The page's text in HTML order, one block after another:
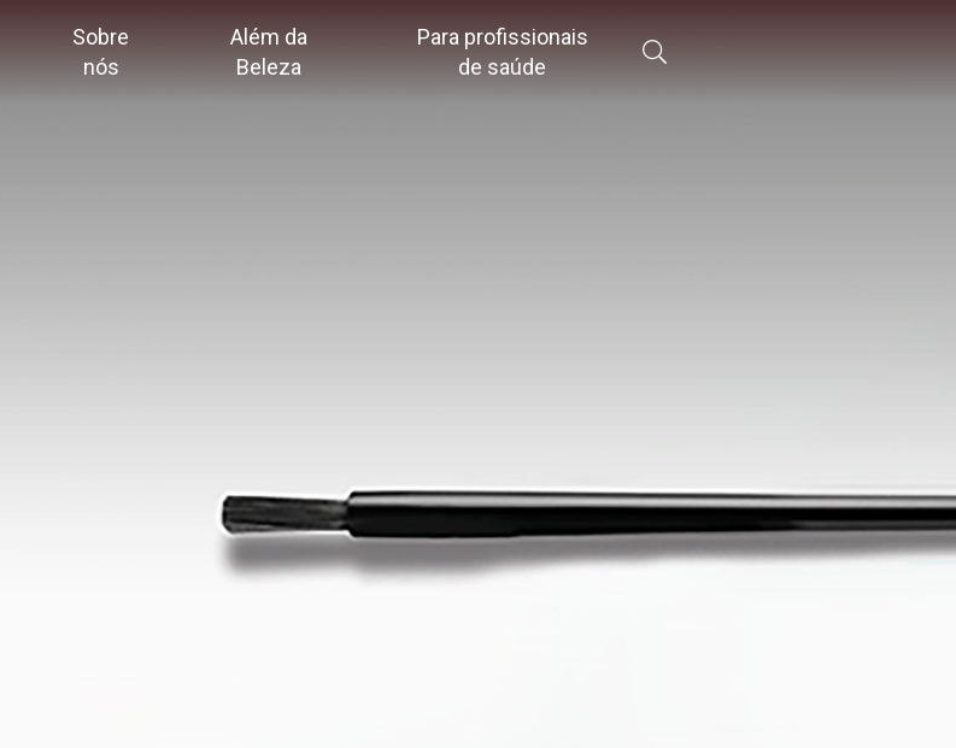
Sobre
nós
Além da
Beleza
Para profissionais
de saúde